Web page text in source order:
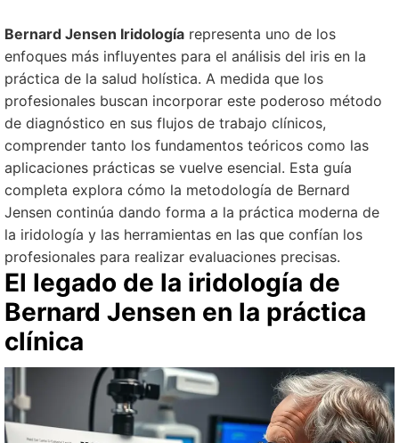
Bernard Jensen Iridología representa uno de los
enfoques más influyentes para el análisis del iris en la
práctica de la salud holística. A medida que los
profesionales buscan incorporar este poderoso método
de diagnóstico en sus flujos de trabajo clínicos,
comprender tanto los fundamentos teóricos como las
aplicaciones prácticas se vuelve esencial. Esta guía
completa explora cómo la metodología de Bernard
Jensen continúa dando forma a la práctica moderna de
la iridología y las herramientas en las que confían los
profesionales para realizar evaluaciones precisas.
El legado de la iridología de
Bernard Jensen en la práctica
clínica